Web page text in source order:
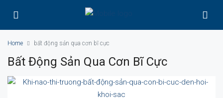
Home bất động sản qua cơn bĩ cực
Bất Động Sản Qua Cơn Bĩ Cực